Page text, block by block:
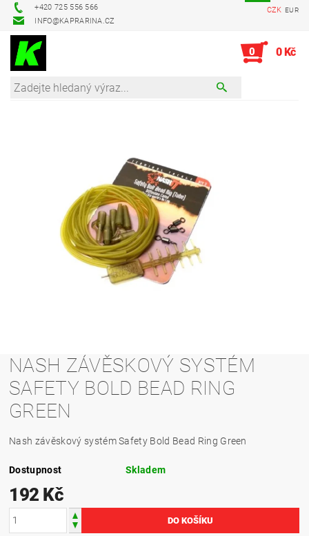
+420 725 556 566
INFO@KAPRARINA.CZ
CZK EUR
0 0 Kč
NASH ZÁVĚSKOVÝ SYSTÉM
SAFETY BOLD BEAD RING
GREEN
Nash závěskový systém Safety Bold Bead Ring Green
Dostupnost Skladem
192 Kč